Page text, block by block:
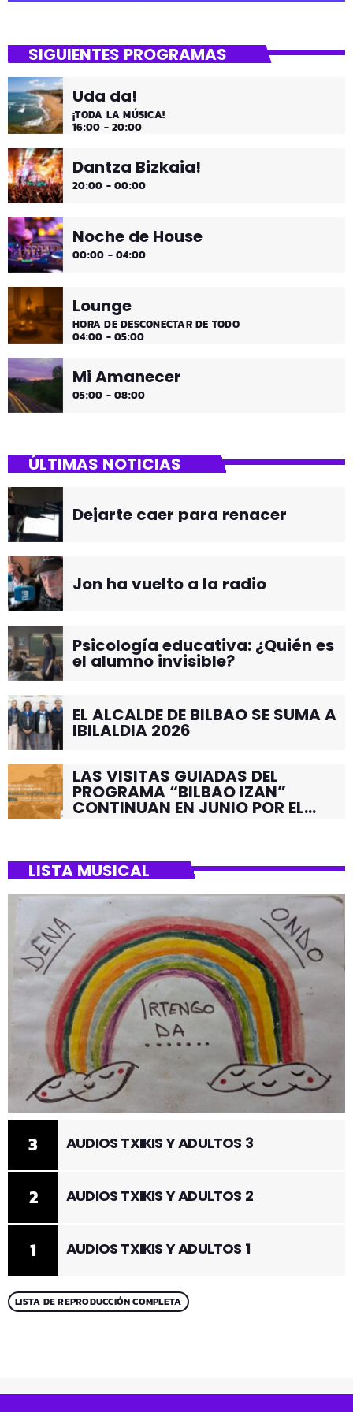
Las décadas de lo 50, 60. 70 y 80 los medios días y
comienzo de tarde de los fines de semana, de 2 a 4.
¡Disfruta!
SIGUIENTES PROGRAMAS
Uda da!
¡TODA LA MÚSICA!
16:00 - 20:00
Dantza Bizkaia!
20:00 - 00:00
Noche de House
00:00 - 04:00
Lounge
HORA DE DESCONECTAR DE TODO
04:00 - 05:00
Mi Amanecer
05:00 - 08:00
ÚLTIMAS NOTICIAS
Dejarte caer para renacer
Jon ha vuelto a la radio
Psicología educativa: ¿Quién es
el alumno invisible?
EL ALCALDE DE BILBAO SE SUMA A
IBILALDIA 2026
LAS VISITAS GUIADAS DEL
PROGRAMA “BILBAO IZAN”
CONTINUAN EN JUNIO POR EL
LISTA MUSICAL
1 AUDIOS TXIKIS Y ADULTOS 1
2 AUDIOS TXIKIS Y ADULTOS 2
3 AUDIOS TXIKIS Y ADULTOS 3
LISTA DE REPRODUCCIÓN COMPLETA